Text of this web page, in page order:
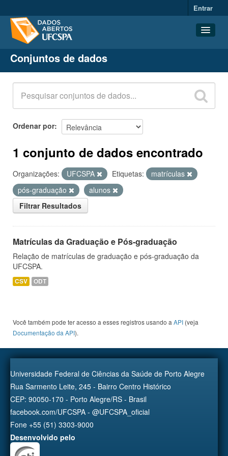
Entrar
Conjuntos de dados
Organizações
Grupos
Sobre
Conjuntos de dados
Ordenar por
1 conjunto de dados encontrado
Organizações: UFCSPA Etiquetas:
matrículas
pós-graduação
alunos
Filtrar Resultados
Matrículas da Graduação e Pós-graduação
Relação de matrículas de graduação e pós-graduação da
UFCSPA.
CSV ODT
Você também pode ter acesso a esses registros usando a API (veja
Documentação da API).
Universidade Federal de Ciências da Saúde de Porto Alegre
Rua Sarmento Leite, 245 - Bairro Centro Histórico
CEP: 90050-170 - Porto Alegre/RS - Brasil
facebook.com/UFCSPA - @UFCSPA_oficial
Fone +55 (51) 3303-9000
Desenvolvido pelo